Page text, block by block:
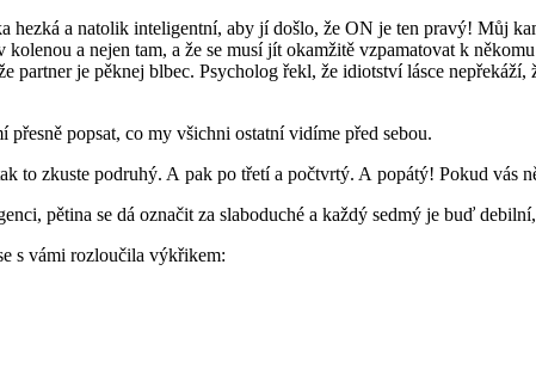
a natolik inteligentní, aby jí došlo, že ON je ten pravý! Můj
a nejen tam, a že se musí jít okamžitě vzpamatovat k
je pěknej blbec. Psycholog řekl, že idiotství lásce nepřekáží,
popsat, co my všichni ostatní vidíme před sebou.
to zkuste podruhý. A pak po třetí a počtvrtý. A popátý! Pokud vás
pětina se dá označit za slaboduché a každý sedmý je buď
s vámi rozloučila výkřikem: